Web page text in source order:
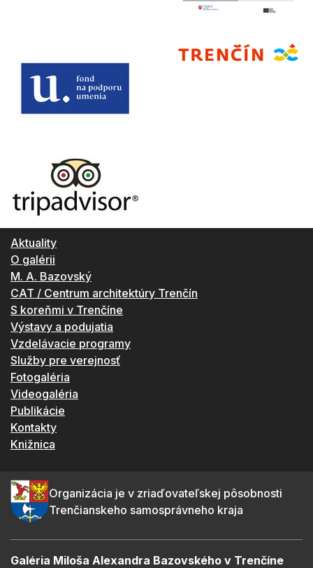
Aktuality
O galérii
M. A. Bazovský
CAT / Centrum architektúry Trenčín
S koreňmi v Trenčíne
Výstavy a podujatia
Vzdelávacie programy
Služby pre verejnosť
Fotogaléria
Videogaléria
Publikácie
Kontakty
Knižnica
Organizácia je v zriaďovateľskej pôsobnosti
Trenčianskeho samosprávneho kraja
Galéria Miloša Alexandra Bazovského v Trenčíne